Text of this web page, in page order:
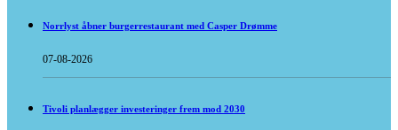
Norrlyst åbner burgerrestaurant med Casper Drømme
07-08-2026
Tivoli planlægger investeringer frem mod 2030